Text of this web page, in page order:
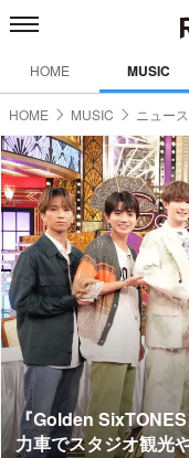
HOME MUSIC
HOME MUSIC ニュース
『Golden
力車でスタジオ観光